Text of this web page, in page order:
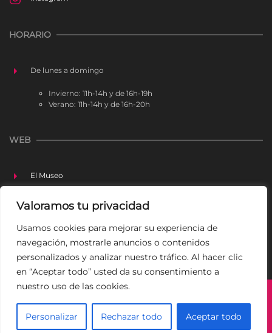
Valoramos tu privacidad
Usamos cookies para mejorar su experiencia de
navegación, mostrarle anuncios o contenidos
personalizados y analizar nuestro tráfico. Al hacer clic
en “Aceptar todo” usted da su consentimiento a
nuestro uso de las cookies.
Personalizar Rechazar todo Aceptar todo
HORARIO
De lunes a domingo
Invierno: 11h-14h y de 16h-19h
Verano: 11h-14h y de 16h-20h
WEB
El Museo
Actividades
Investigación